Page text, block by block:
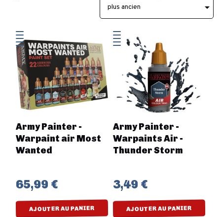
plus ancien

Army Painter -
Warpaint air Most
Wanted
65,99 €
AJOUTER AU PANIER
Army Painter -
Warpaints Air -
Thunder Storm
3,49 €
AJOUTER AU PANIER